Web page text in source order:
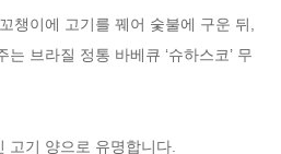
챙이에 고기를 꿰어 숯불에 구운 뒤,
브라질 정통 바베큐 ‘슈하스코’ 무
고기 양으로 유명합니다.